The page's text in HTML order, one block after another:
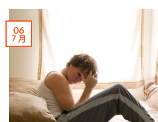
06
7 月